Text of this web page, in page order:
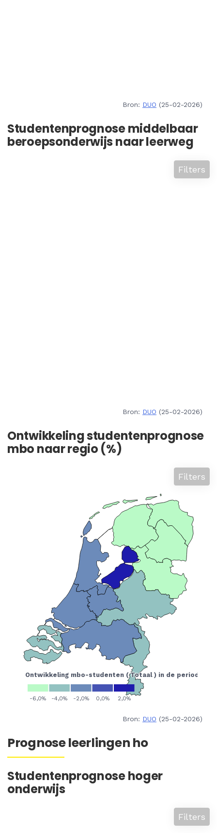
Bron: DUO (25-02-2026)
Studentenprognose middelbaar
beroepsonderwijs naar leerweg
Filters
Bron: DUO (25-02-2026)
Ontwikkeling studentenprognose
mbo naar regio (%)
Filters
Bron: DUO (25-02-2026)
Prognose leerlingen ho
Studentenprognose hoger
onderwijs
Filters